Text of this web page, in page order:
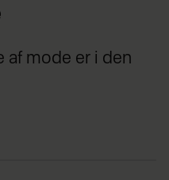
af mode er i den